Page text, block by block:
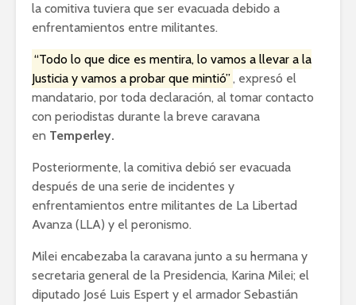
la comitiva tuviera que ser evacuada debido a
enfrentamientos entre militantes.
“Todo lo que dice es mentira, lo vamos a llevar a la
Justicia y vamos a probar que mintió”, expresó el
mandatario, por toda declaración, al tomar contacto
con periodistas durante la breve caravana
en Temperley.
Posteriormente, la comitiva debió ser evacuada
después de una serie de incidentes y
enfrentamientos entre militantes de La Libertad
Avanza (LLA) y el peronismo.
Milei encabezaba la caravana junto a su hermana y
secretaria general de la Presidencia, Karina Milei; el
diputado José Luis Espert y el armador Sebastián